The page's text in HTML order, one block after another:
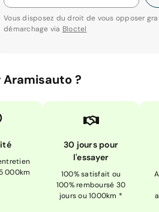
Vous disposez du droit de vous opposer
démarchage via Bloctel
?
000km
30 jours pour
l'essayer
100% satisfait ou
100% remboursé 30
jours ou 1000km *